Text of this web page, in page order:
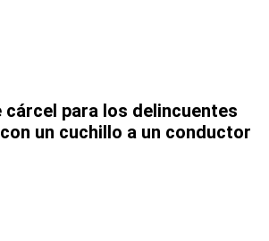
cárcel para los delincuentes
un cuchillo a un conductor